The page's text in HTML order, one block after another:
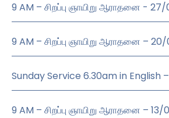
9 AM – சிறப்பு ஞாயிறு ஆராதனை -
9 AM – சிறப்பு ஞாயிறு ஆராதனை –
Sunday Service 6.30am in English
9 AM – சிறப்பு ஞாயிறு ஆராதனை –